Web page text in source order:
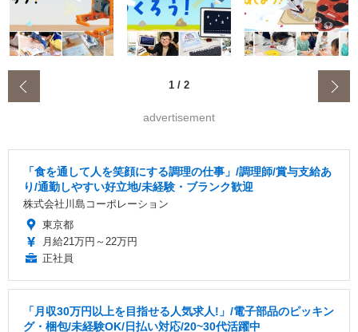
1 / 2
advertisement
「食を通して人を笑顔にする調理の仕事」/調理師/賞与支給あ
り/通勤しやすい好立地/未経験・ブランク歓迎
株式会社川島コーポレーション
東京都
月給21万円～22万円
正社員
「月収30万円以上を目指せる人気求人!」/電子部品のピッキン
グ・梱包/未経験OK/日払い対応/20~30代活躍中